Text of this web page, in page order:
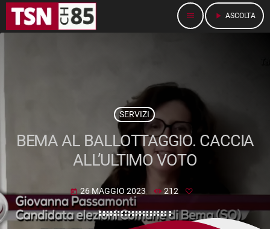
menu play_arrow ASCOLTA
SERVIZI
BEMA AL BALLOTTAGGIO. CACCIA
ALL’ULTIMO VOTO
today 26 MAGGIO 2023 212